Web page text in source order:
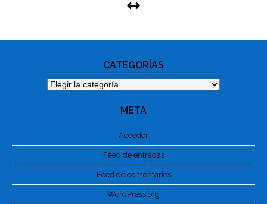
CATEGORÍAS
Categorías
META
Acceder
Feed de entradas
Feed de comentarios
WordPress.org